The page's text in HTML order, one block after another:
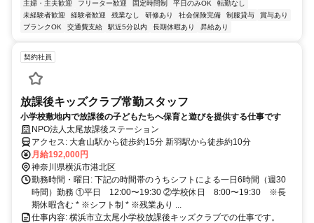
主婦・主夫歓迎 フリーター歓迎 固定時間制 平日のみOK
転勤なし
未経験者歓迎
経験者歓迎 残業なし 研修あり 社会保険完備 制服貸与
賞与あり
ブランクOK
交通費支給 駅近5分以内 長期休暇あり 昇給あり
契約社員
放課後キッズクラブ常勤スタッフ
小学校敷地内で放課後の子どもたちへ保育と遊びを提供する仕事です
NPO法人太尾放課後ステーション
アクセス: 大倉山駅から徒歩約15分 新羽駅から徒歩約10分
月給192,000円
神奈川県横浜市港北区
勤務時間・曜日: 下記の時間帯のうちシフトによる一日6時間（週30
時間）勤務 ①平日 12:00〜19:30 ②学校休日 8:00〜19:30 ※長
期休暇含む * ※シフト制 * ※残業あり ...
仕事内容: 横浜市立太尾小学校放課後キッズクラブでの仕事です。